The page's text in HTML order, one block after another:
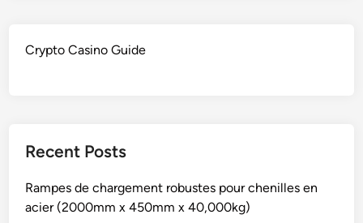
Crypto Casino Guide
Recent Posts
Rampes de chargement robustes pour chenilles en
acier (2000mm x 450mm x 40,000kg)